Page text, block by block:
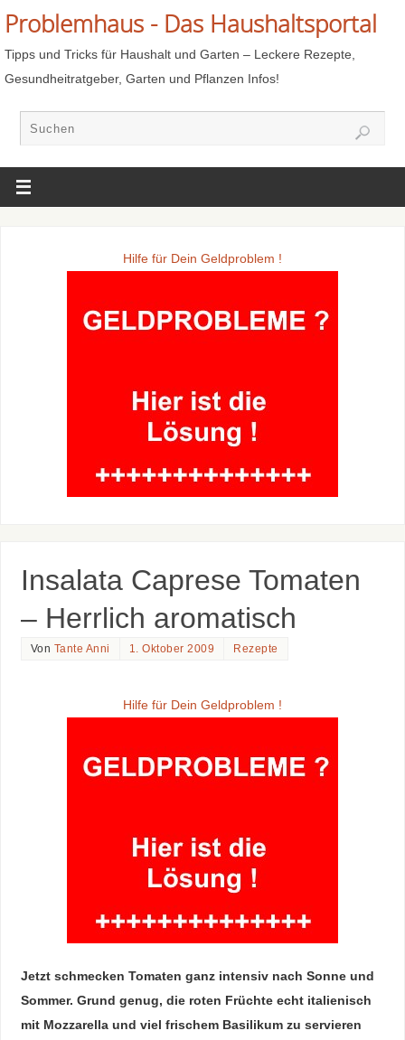
Problemhaus - Das Haushaltsportal
Tipps und Tricks für Haushalt und Garten – Leckere Rezepte,
Gesundheitratgeber, Garten und Pflanzen Infos!
Hilfe für Dein Geldproblem !
Insalata Caprese Tomaten
– Herrlich aromatisch
Von Tante Anni 1. Oktober 2009 Rezepte
Hilfe für Dein Geldproblem !
Jetzt schmecken Tomaten ganz intensiv nach Sonne und
Sommer. Grund genug, die roten Früchte echt italienisch
mit Mozzarella und viel frischem Basilikum zu servieren